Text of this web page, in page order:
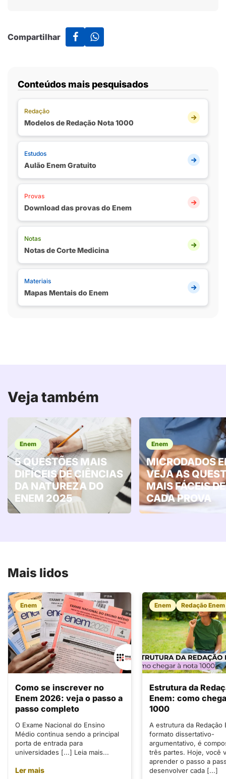
Compartilhar
Conteúdos mais pesquisados
Redação
Modelos de Redação Nota 1000
Estudos
Aulão Enem Gratuito
Provas
Download das provas do Enem
Notas
Notas de Corte Medicina
Materiais
Mapas Mentais do Enem
Veja também
Enem
5 QUESTÕES MAIS
DIFÍCEIS DE CIÊNCIAS
DA NATUREZA DO
ENEM 2025
Enem
MICRODADOS
VEJA AS
MAIS FÁCEIS DE
CADA PROVA
Mais lidos
Enem
Como se inscrever no
Enem 2026: veja o passo a
passo completo
O Exame Nacional do Ensino
Médio continua sendo a principal
porta de entrada para
universidades [...] Leia mais...
Ler mais
Enem Redação Enem
Estrutura da
Enem: como
1000
A estrutura da Redação
formato dissertativo-
argumentativo, é
três partes. Hoje, você
aprender o passo a
desenvolver cada [...]